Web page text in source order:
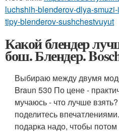
luchshih-blenderov-dlya-
tipy-blenderov-sushchestvuyut
Какой блендер
бош. Блендер.
Выбираю между двумя
Braun 530 По цене -
мучаюсь - что лучше
поделитесь
подарка надо, чтобы потом